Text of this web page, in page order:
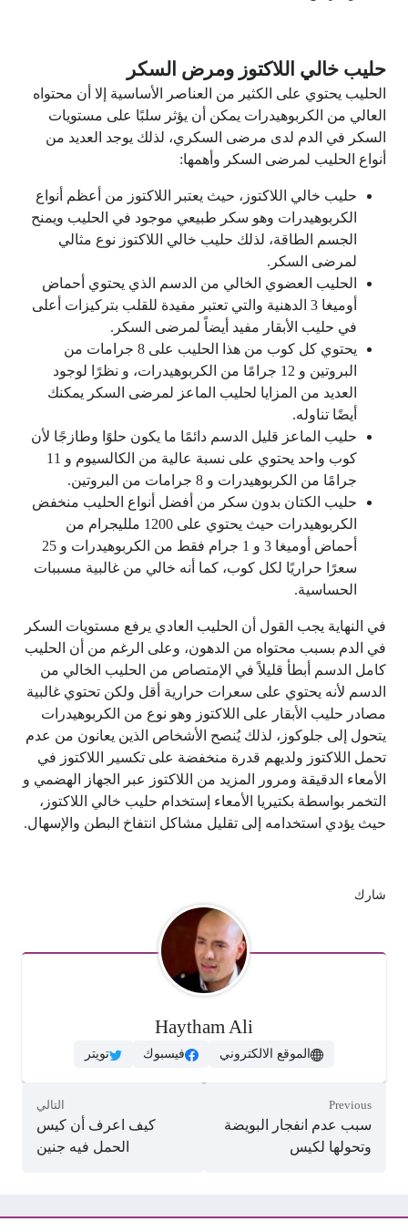
حليب خالي اللاكتوز ومرض السكر
الحليب يحتوي على الكثير من العناصر الأساسية إلا أن محتواه
العالي من الكربوهيدرات يمكن أن يؤثر سلبًا على مستويات
السكر في الدم لدى مرضى السكري، لذلك يوجد العديد من
أنواع الحليب لمرضى السكر وأهمها:
حليب خالي اللاكتوز، حيث يعتبر اللاكتوز من أعظم أنواع
الكربوهيدرات وهو سكر طبيعي موجود في الحليب ويمنح
الجسم الطاقة، لذلك حليب خالي اللاكتوز نوع مثالي
لمرضى السكر.
الحليب العضوي الخالي من الدسم الذي يحتوي أحماض
أوميغا 3 الدهنية والتي تعتبر مفيدة للقلب بتركيزات أعلى
في حليب الأبقار مفيد أيضاً لمرضى السكر.
يحتوي كل كوب من هذا الحليب على 8 جرامات من
البروتين و 12 جرامًا من الكربوهيدرات، و نظرًا لوجود
العديد من المزايا لحليب الماعز لمرضى السكر يمكنك
أيضًا تناوله.
حليب الماعز قليل الدسم دائمًا ما يكون حلوًا وطازجًا لأن
كوب واحد يحتوي على نسبة عالية من الكالسيوم و 11
جرامًا من الكربوهيدرات و 8 جرامات من البروتين.
حليب الكتان بدون سكر من أفضل أنواع الحليب منخفض
الكربوهيدرات حيث يحتوي على 1200 ملليجرام من
أحماض أوميغا 3 و 1 جرام فقط من الكربوهيدرات و 25
سعرًا حراريًا لكل كوب، كما أنه خالي من غالبية مسببات
الحساسية.
في النهاية يجب القول أن الحليب العادي يرفع مستويات السكر
في الدم بسبب محتواه من الدهون، وعلى الرغم من أن الحليب
كامل الدسم أبطأ قليلاً في الإمتصاص من الحليب الخالي من
الدسم لأنه يحتوي على سعرات حرارية أقل ولكن تحتوي غالبية
مصادر حليب الأبقار على اللاكتوز وهو نوع من الكربوهيدرات
يتحول إلى جلوكوز، لذلك يُنصح الأشخاص الذين يعانون من عدم
تحمل اللاكتوز ولديهم قدرة منخفضة على تكسير اللاكتوز في
الأمعاء الدقيقة ومرور المزيد من اللاكتوز عبر الجهاز الهضمي و
التخمر بواسطة بكتيريا الأمعاء إستخدام حليب خالي اللاكتوز،
حيث يؤدي استخدامه إلى تقليل مشاكل انتفاخ البطن والإسهال.
شارك
Haytham Ali
الموقع الالكتروني فيسبوك تويتر
Previous
سبب عدم انفجار البويضة
وتحولها لكيس
التالي
كيف اعرف أن كيس
الحمل فيه جنين